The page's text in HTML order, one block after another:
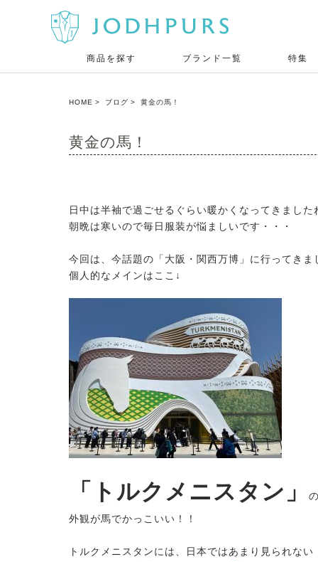
商品を探す ブランド一覧 特集
HOME ブログ 黄金の馬！
黄金の馬！
日中は半袖で過ごせるぐらい暖かくなってきました
朝晩は寒いので毎日服装が悩ましいです・・・
今回は、今話題の「大阪・関西万博」に行ってきま
個人的なメインはここ↓
「トルクメニスタン」
外観が馬でかっこいい！！
トルクメニスタンには、日本ではあまり見られない